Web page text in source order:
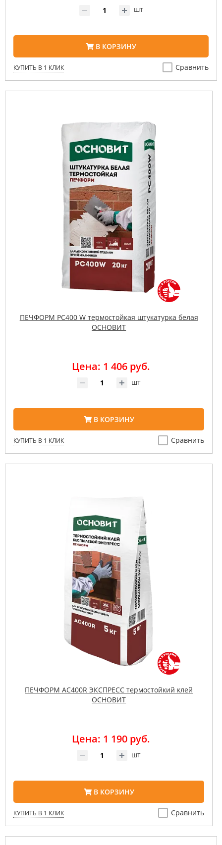
шт
В КОРЗИНУ
КУПИТЬ В 1 КЛИК Сравнить
ПЕЧФОРМ PC400 W термостойкая штукатурка белая
ОСНОВИТ
Цена: 1 406 руб.
шт
В КОРЗИНУ
КУПИТЬ В 1 КЛИК Сравнить
ПЕЧФОРМ AC400R ЭКСПРЕСС термостойкий клей
ОСНОВИТ
Цена: 1 190 руб.
шт
В КОРЗИНУ
КУПИТЬ В 1 КЛИК Сравнить